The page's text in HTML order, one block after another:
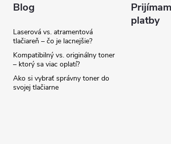
Blog
Laserová vs. atramentová
tlačiareň – čo je lacnejšie?
Kompatibilný vs. originálny toner
– ktorý sa viac oplatí?
Ako si vybrať správny toner do
svojej tlačiarne
platby